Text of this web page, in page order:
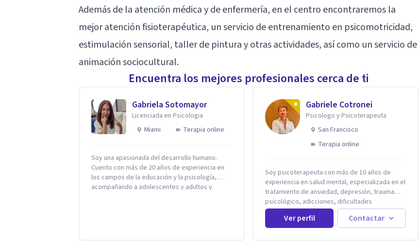
Además de la atención médica y de enfermería, en el centro encontraremos la
mejor atención fisioterapéutica, un servicio de entrenamiento en psicomotricidad,
estimulación sensorial, taller de pintura y otras actividades, así como un servicio de
animación sociocultural.
Encuentra los mejores profesionales cerca de ti
Gabriela Sotomayor
Licenciada en Psicologia
Miami
Terapia online
Soy una apasionada del desarrollo humano.
Cuento con más de 20 años de experiencia en
los campos de la educación y la psicología,
acompañando a adolescentes y adultos y
Gabriele Cotronei
Psicologo y Psicoterapeuta
San Francisco
Terapia online
Soy psicoterapeuta con más de 10 años de
experiencia en salud mental, especializada en el
tratamiento de ansiedad, depresión, trauma
psicológico, adicciones, dificultades
identitarias y efectos de experiencias
tempranas adversas. Ofrezco un espacio
terapéutico seguro, confidencial y
Ver perfil Contactar